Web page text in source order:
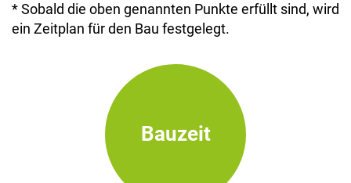
* Sobald die oben genannten Punkte erfüllt sind, wird
ein Zeitplan für den Bau festgelegt.
Bauzeit